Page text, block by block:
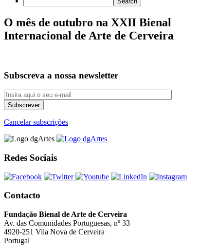
O mês de outubro na XXII Bienal
Internacional de Arte de Cerveira
Subscreva a nossa newsletter
Cancelar subscrições
Redes Sociais
Contacto
Fundação Bienal de Arte de Cerveira
Av. das Comunidades Portuguesas, nº 33
4920-251 Vila Nova de Cerveira
Portugal